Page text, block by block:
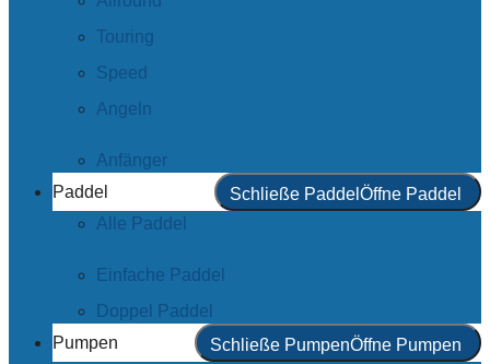
Touring
Speed
Angeln
Anfänger
Paddel
Schließe Paddel Öffne Paddel
Alle Paddel
Einfache Paddel
Doppel Paddel
Pumpen
Schließe PumpenÖffne Pumpen